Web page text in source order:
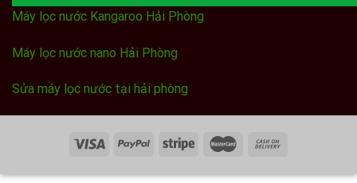
Máy lọc nước Kangaroo Hải Phòng
Máy lọc nước nano Hải Phòng
Sửa máy lọc nước tại hải phòng